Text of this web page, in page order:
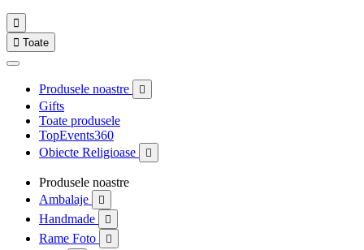

 Toate
Produsele noastre 
Gifts
Toate produsele
TopEvents360
Obiecte Religioase

Produsele noastre
Ambalaje

Handmade 
Rame Foto 